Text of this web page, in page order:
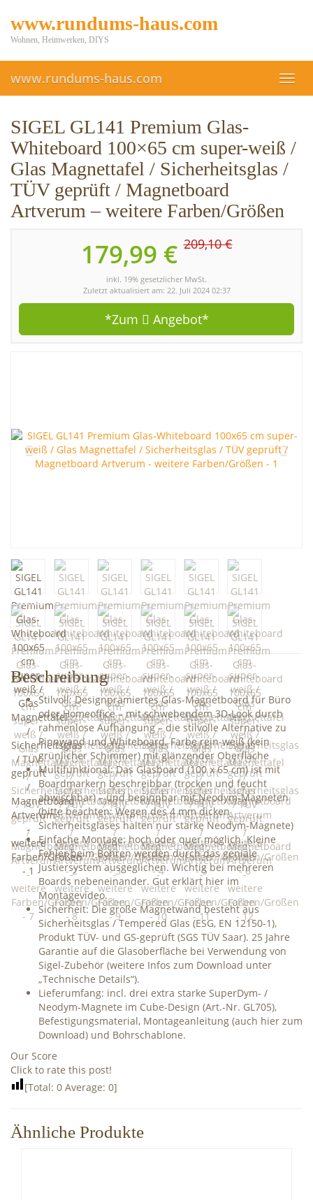
mainwww.rundums-haus.com
Wohnen, Heimwerken, DIYS
www.rundums-haus.com
SIGEL GL141 Premium Glas-
Whiteboard 100×65 cm super-weiß /
Glas Magnettafel / Sicherheitsglas /
TÜV geprüft / Magnetboard
Artverum – weitere Farben/Größen
179,99 €209,10 €
inkl. 19% gesetzlicher MwSt.
Zuletzt aktualisiert am: 22. Juli 2024 02:37
*Zum Angebot*
Beschreibung
Stilvoll: Designprämiertes Glas-Magnetboard für Büro
oder Homeoffice – mit schwebendem 3D-Look durch
rahmenlose Aufhängung – die stilvolle Alternative zu
Pinnwand und Whiteboard. Farbe rein-weiß (kein
grünlicher Schimmer) mit glänzender Oberfläche
Multifunktional: Das Glasboard (100 x 65 cm) ist mit
Boardmarkern beschreibbar (trocken und feucht
abwischbar) – und bepinnbar mit Neodym-Magneten
(bitte beachten: Wegen des 4 mm dicken
Sicherheitsglases halten nur starke Neodym-Magnete)
Einfache Montage: hoch oder quer möglich. Kleine
Fehler beim Bohren werden durch das geniale
Justiersystem ausgeglichen. Wichtig bei mehreren
Boards nebeneinander. Gut erklärt hier im
Montagevideo.
Sicherheit: Die große Magnetwand besteht aus
Sicherheitsglas / Tempered Glas (ESG, EN 12150-1),
Produkt TÜV- und GS-geprüft (SGS TÜV Saar). 25 Jahre
Garantie auf die Glasoberfläche bei Verwendung von
Sigel-Zubehör (weitere Infos zum Download unter
„Technische Details“).
Lieferumfang: incl. drei extra starke SuperDym- /
Neodym-Magnete im Cube-Design (Art.-Nr. GL705),
Befestigungsmaterial, Montageanleitung (auch hier zum
Download) und Bohrschablone.
Our Score
Click to rate this post!
[Total: 0 Average: 0]
Ähnliche Produkte